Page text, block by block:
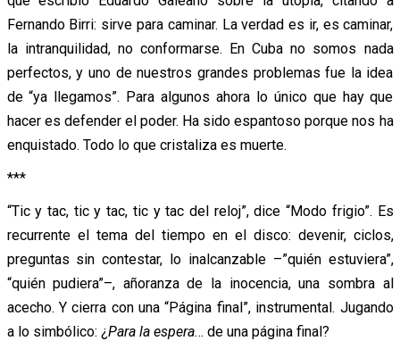
Fernando Birri: sirve para caminar. La verdad es ir, es caminar,
la intranquilidad, no conformarse. En Cuba no somos nada
perfectos, y uno de nuestros grandes problemas fue la idea
de “ya llegamos”. Para algunos ahora lo único que hay que
hacer es defender el poder. Ha sido espantoso porque nos ha
enquistado. Todo lo que cristaliza es muerte.
***
“Tic y tac, tic y tac, tic y tac del reloj”, dice “Modo frigio”. Es
recurrente el tema del tiempo en el disco: devenir, ciclos,
preguntas sin contestar, lo inalcanzable –”quién estuviera”,
“quién pudiera”–, añoranza de la inocencia, una sombra al
acecho. Y cierra con una “Página final”, instrumental. Jugando
a lo simbólico: ¿Para la espera… de una página final?